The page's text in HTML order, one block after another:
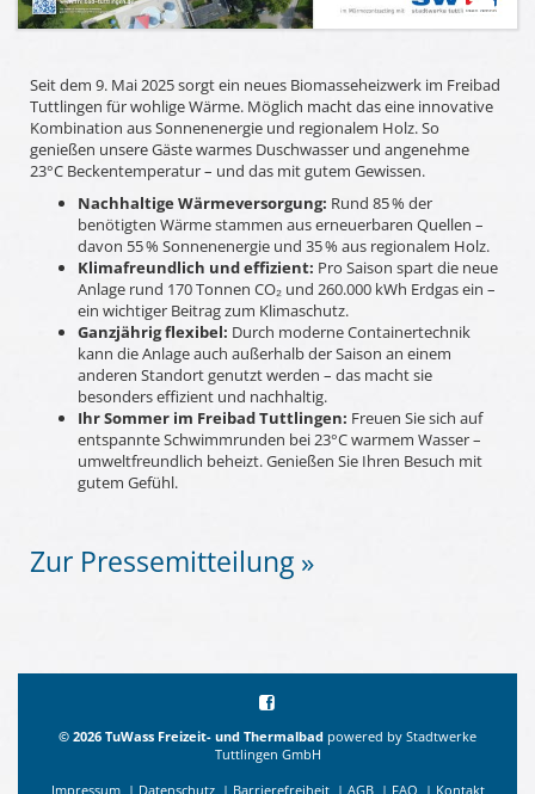
Seit dem 9. Mai 2025 sorgt ein neues Biomasseheizwerk im Freibad
Tuttlingen für wohlige Wärme. Möglich macht das eine innovative
Kombination aus Sonnenenergie und regionalem Holz. So
genießen unsere Gäste warmes Duschwasser und angenehme
23°C Beckentemperatur – und das mit gutem Gewissen.
Nachhaltige Wärmeversorgung: Rund 85 % der
benötigten Wärme stammen aus erneuerbaren Quellen –
davon 55 % Sonnenenergie und 35 % aus regionalem Holz.
Klimafreundlich und effizient: Pro Saison spart die neue
Anlage rund 170 Tonnen CO₂ und 260.000 kWh Erdgas ein –
ein wichtiger Beitrag zum Klimaschutz.
Ganzjährig flexibel: Durch moderne Containertechnik
kann die Anlage auch außerhalb der Saison an einem
anderen Standort genutzt werden – das macht sie
besonders effizient und nachhaltig.
Ihr Sommer im Freibad Tuttlingen: Freuen Sie sich auf
entspannte Schwimmrunden bei 23°C warmem Wasser –
umweltfreundlich beheizt. Genießen Sie Ihren Besuch mit
gutem Gefühl.
Zur Pressemitteilung »
© 2026 TuWass Freizeit- und Thermalbad powered by Stadtwerke
Tuttlingen GmbH
Impressum| Datenschutz| Barrierefreiheit| AGB| FAQ | Kontakt